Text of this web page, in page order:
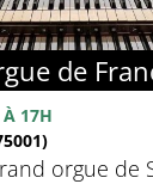
de
À 17H
orgue de